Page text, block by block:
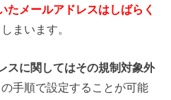
たメールアドレスはしばらく
まいます。
スに関してはその規制対象外
手順で設定することが可能